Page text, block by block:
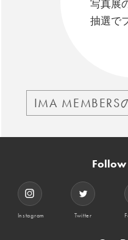
写真展
抽選で
IMA
Follow
Instagram Twitter